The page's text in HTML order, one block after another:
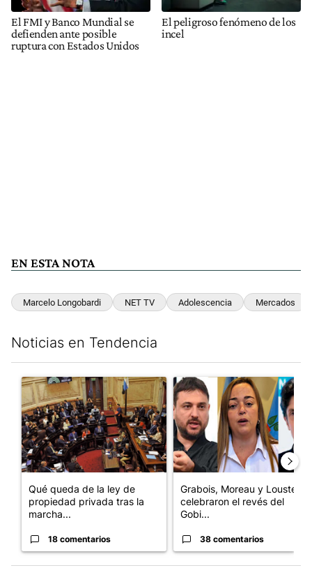
El FMI y Banco Mundial se
defienden ante posible
ruptura con Estados Unidos
El peligroso fenómeno de los
incel
EN ESTA NOTA
Marcelo Longobardi NET TV Adolescencia Mercados
Noticias en Tendencia
Un artículo de tendencia con el título "Qué queda de la ley de
Qué queda de la ley de
propiedad privada tras la
marcha...
18 comentarios
Un artículo de tendencia con
Grabois, Moreau y Lousteau
celebraron el revés del
Gobi...
38 comentarios